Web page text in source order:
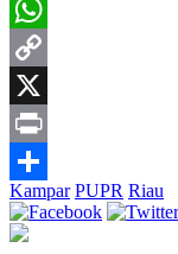
WhatsApp
Copy
Link
X
Print
Share
Kampar PUPR Riau